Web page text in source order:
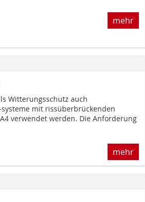
mehr
Witterungsschutz auch
mit rissüberbrückenden
verwendet werden. Die Anforderung
mehr